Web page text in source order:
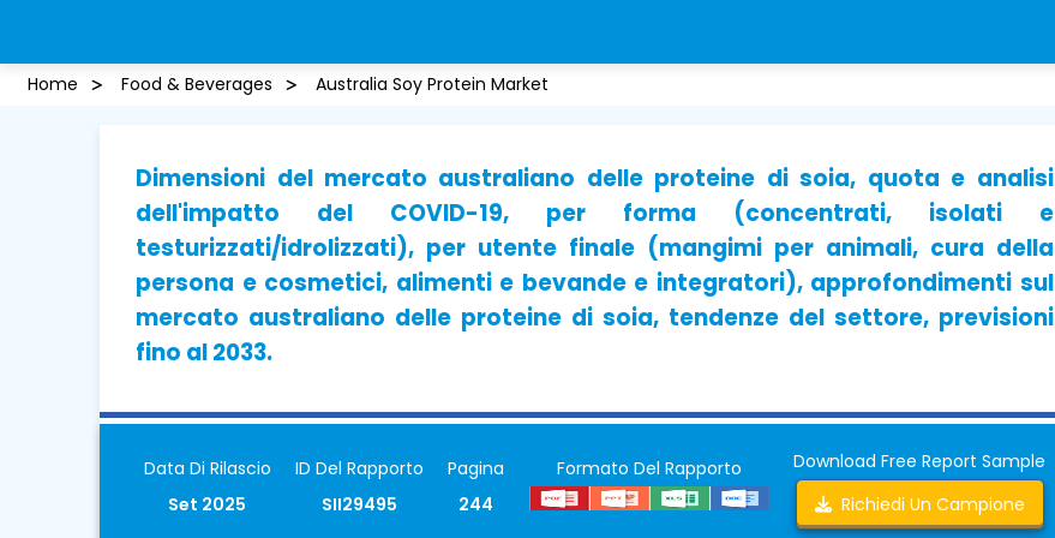
Home Food & Beverages Australia Soy Protein Market
Dimensioni del mercato australiano delle proteine ​​di soia, quota e analisi
dell'impatto del COVID-19, per forma (concentrati, isolati e
testurizzati/idrolizzati), per utente finale (mangimi per animali, cura della
persona e cosmetici, alimenti e bevande e integratori), approfondimenti sul
mercato australiano delle proteine ​​di soia, tendenze del settore, previsioni
fino al 2033.
Data Di Rilascio
Set 2025
ID Del Rapporto
SII29495
Pagina
244
Formato Del Rapporto
Download Free Report Sample
Richiedi Un Campione